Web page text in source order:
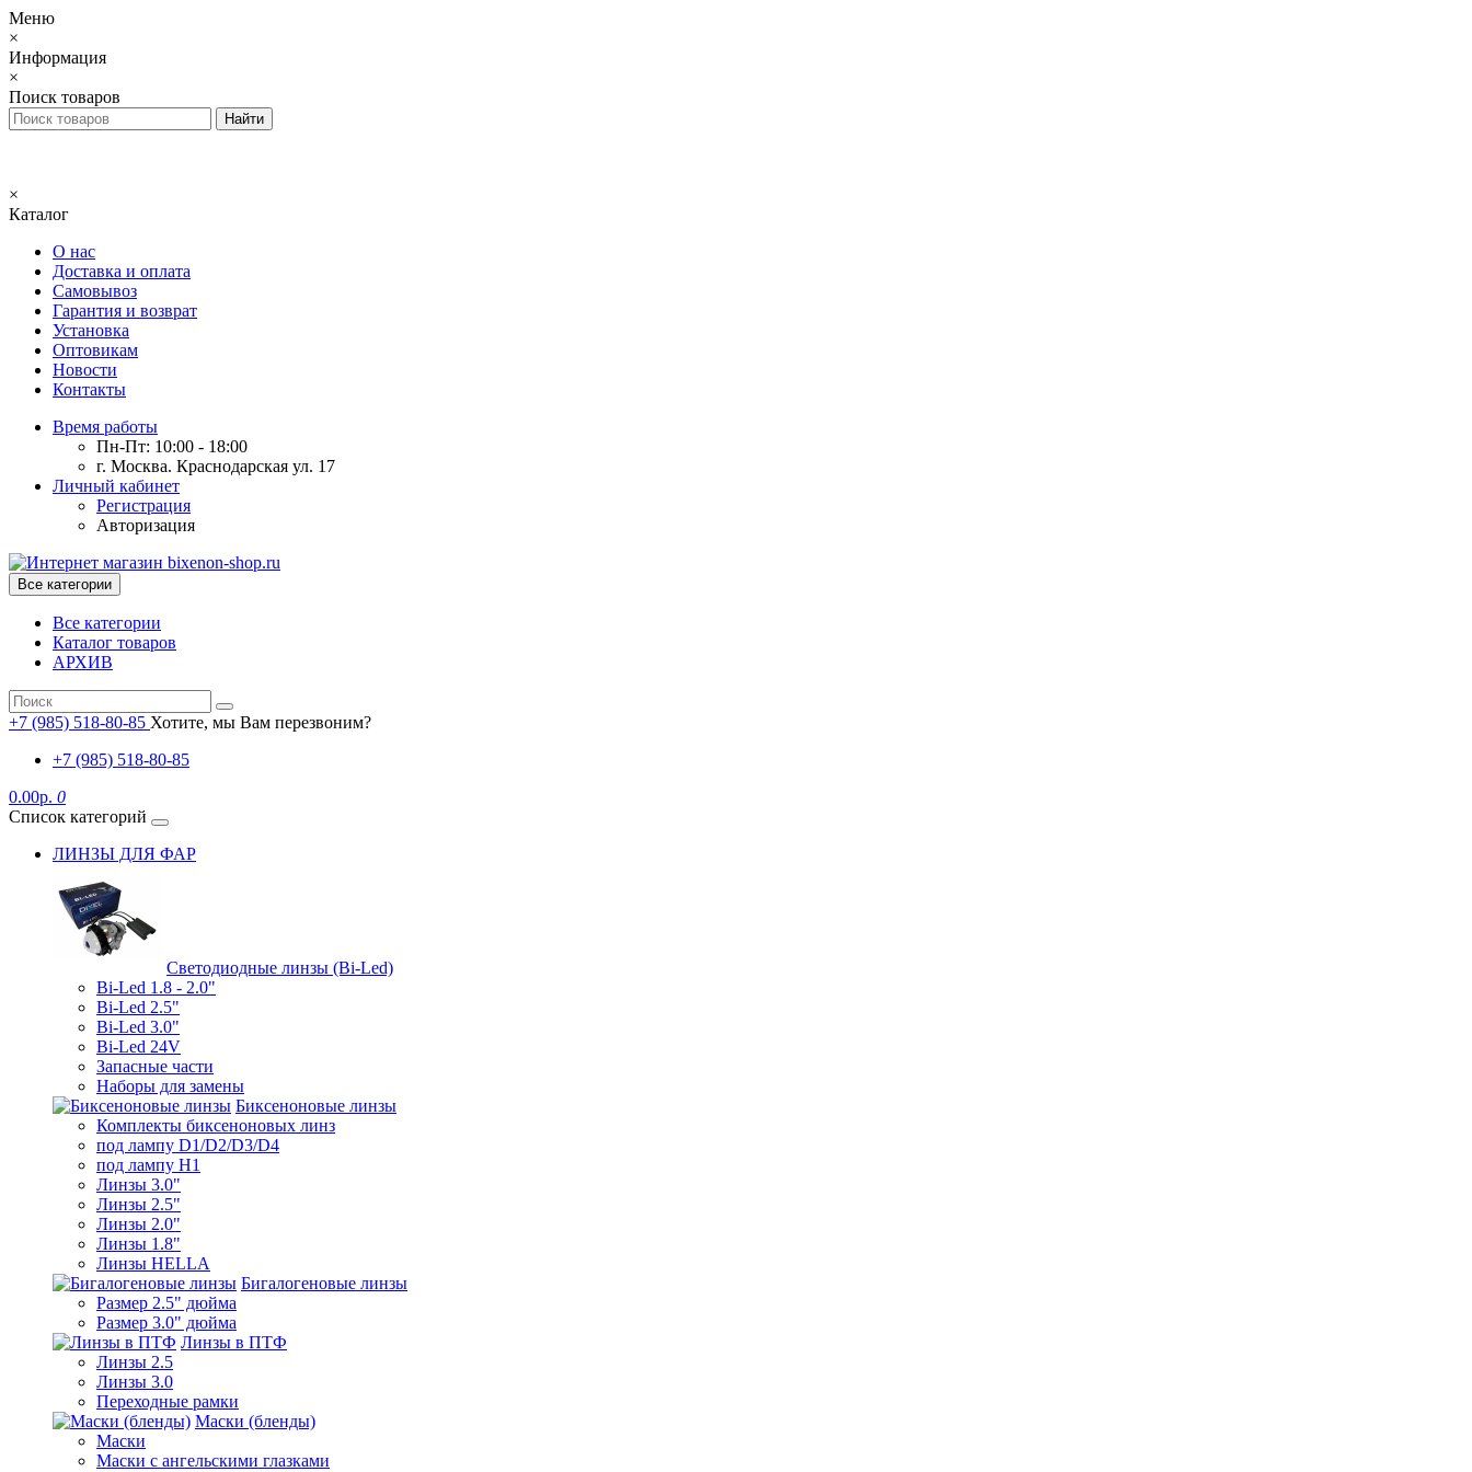
Меню
×
Информация
×
Поиск товаров
×
Каталог
О нас
Доставка и оплата
Самовывоз
Гарантия и возврат
Установка
Оптовикам
Новости
Контакты
Время работы
Пн-Пт: 10:00 - 18:00
г. Москва. Краснодарская ул. 17
Личный кабинет
Регистрация
Авторизация
Все категории
Все категории
Каталог товаров
АРХИВ
+7 (985) 518-80-85 Хотите, мы Вам перезвоним?
+7 (985) 518-80-85
0.00р. 0
Список категорий
ЛИНЗЫ ДЛЯ ФАР
Светодиодные линзы (Bi-Led)
Bi-Led 1.8 - 2.0"
Bi-Led 2.5"
Bi-Led 3.0"
Bi-Led 24V
Запасные части
Наборы для замены
Биксеноновые линзы
Комплекты биксеноновых линз
под лампу D1/D2/D3/D4
под лампу Н1
Линзы 3.0"
Линзы 2.5"
Линзы 2.0"
Линзы 1.8"
Линзы HELLA
Бигалогеновые линзы
Размер 2.5" дюйма
Размер 3.0" дюйма
Линзы в ПТФ
Линзы 2.5
Линзы 3.0
Переходные рамки
Маски (бленды)
Маски
Маски с ангельскими глазками